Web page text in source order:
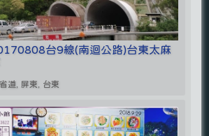
台9線(南迴公路)台東太麻
道, 屏東, 台東